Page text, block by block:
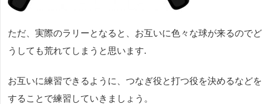
ただ、実際のラリーとなると、お互いに色々な球が来るのでど
うしても荒れてしまうと思います.
お互いに練習できるように、つなぎ役と打つ役を決めるなどを
することで練習していきましょう。